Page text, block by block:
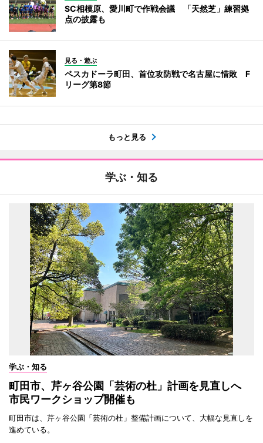
SC相模原、愛川町で作戦会議 「天然芝」練習拠
点の披露も
見る・遊ぶ
ペスカドーラ町田、首位攻防戦で名古屋に惜敗 F
リーグ第8節
もっと見る
学ぶ・知る
学ぶ・知る
町田市、芹ヶ谷公園「芸術の杜」計画を見直しへ
市民ワークショップ開催も
町田市は、芹ヶ谷公園「芸術の杜」整備計画について、大幅な見直しを
進めている。